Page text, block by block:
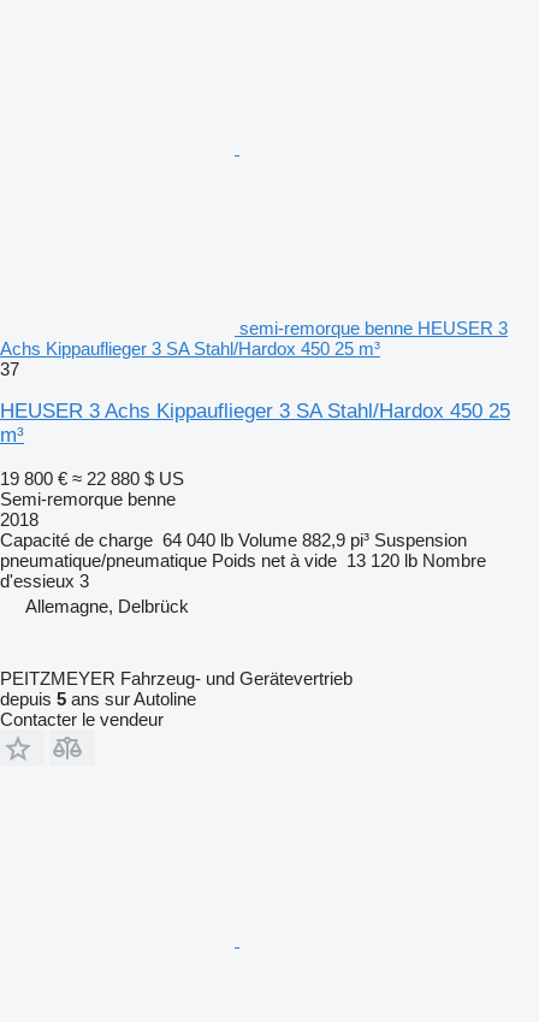
semi-remorque benne HEUSER 3
Achs Kippauflieger 3 SA Stahl/Hardox 450 25 m³
37
HEUSER 3 Achs Kippauflieger 3 SA Stahl/Hardox 450 25
m³
19 800 € ≈ 22 880 $ US
Semi-remorque benne
2018
Capacité de charge 64 040 lb Volume 882,9 pi³ Suspension
pneumatique/pneumatique Poids net à vide 13 120 lb Nombre
d'essieux 3
Allemagne, Delbrück
PEITZMEYER Fahrzeug- und Gerätevertrieb
depuis 5 ans sur Autoline
Contacter le vendeur